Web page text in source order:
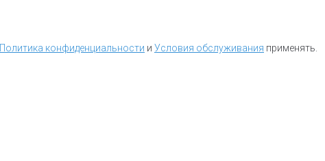
Политика конфиденциальности и Условия обслуживания применять.